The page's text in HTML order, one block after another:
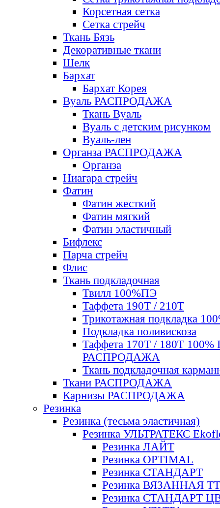
Корсетная сетка
Сетка стрейч
Ткань Бязь
Декоративные ткани
Шелк
Бархат
Бархат Корея
Вуаль РАСПРОДАЖА
Ткань Вуаль
Вуаль с детским рисунком
Вуаль-лен
Органза РАСПРОДАЖА
Органза
Ниагара стрейч
Фатин
Фатин жесткий
Фатин мягкий
Фатин элаcтичный
Бифлекс
Парча стрейч
Флис
Ткань подкладочная
Твилл 100%ПЭ
Таффета 190Т / 210Т
Трикотажная подкладка
Подкладка поливискоза
Таффета 170Т / 180Т 100%
РАСПРОДАЖА
Ткань подкладочная
Ткани РАСПРОДАЖА
Карнизы РАСПРОДАЖА
Резинка
Резинка (тесьма эластичная)
Резинка УЛЬТРАТЕКС
Резинка ЛАЙТ
Резинка OPTIMAL
Резинка СТАНДАРТ
Резинка ВЯЗАННАЯ ТТ
Резинка СТАНДАРТ